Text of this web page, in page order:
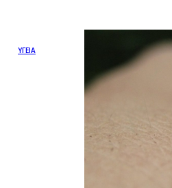
ΥΓΕΙΑ